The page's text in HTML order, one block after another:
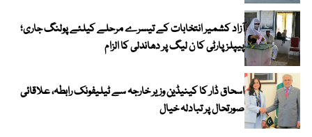
آزاد کشمیر انتخابات کے تیسرے مرحلے کیلئے پولنگ جاری؛
پیپلز پارٹی کا ن لیگ پر دھاندلی کا الزام
اسحاق ڈار کا کینیڈین وزیر خارجہ سے ٹیلیفونک رابطہ، علاقائی
صورتحال پر تبادلہ خیال